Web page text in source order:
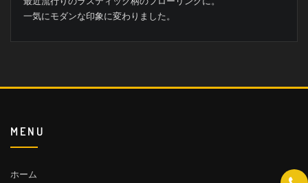
一気にモダンな印象に変わりました。
MENU
ホーム